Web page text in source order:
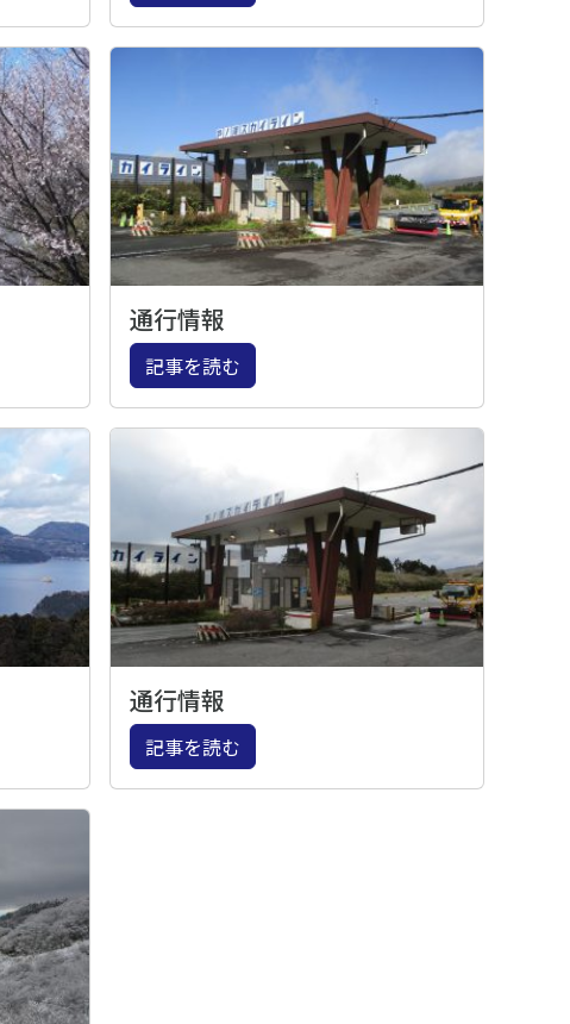
通行情報
記事を読む
通行情報
記事を読む